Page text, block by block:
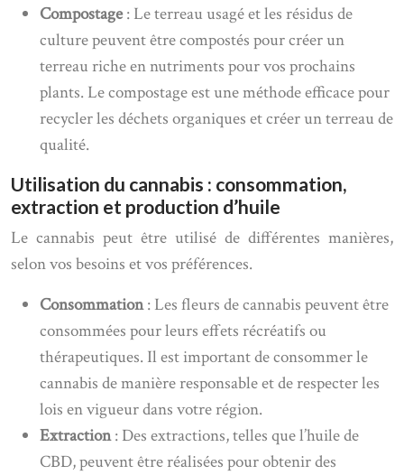
Compostage: Le terreau usagé et les résidus de
culture peuvent être compostés pour créer un
terreau riche en nutriments pour vos prochains
plants. Le compostage est une méthode efficace pour
recycler les déchets organiques et créer un terreau de
qualité.
Utilisation du cannabis : consommation,
extraction et production d’huile
Le cannabis peut être utilisé de différentes manières,
selon vos besoins et vos préférences.
Consommation: Les fleurs de cannabis peuvent être
consommées pour leurs effets récréatifs ou
thérapeutiques. Il est important de consommer le
cannabis de manière responsable et de respecter les
lois en vigueur dans votre région.
Extraction: Des extractions, telles que l’huile de
CBD, peuvent être réalisées pour obtenir des